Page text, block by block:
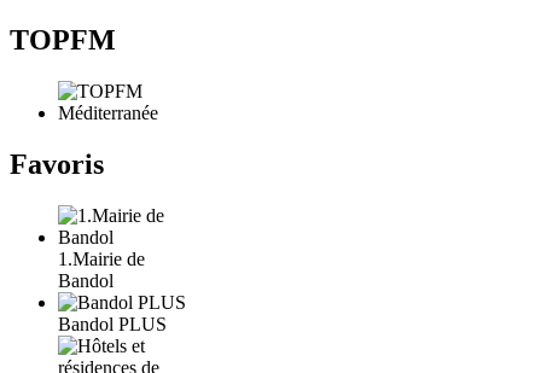
TOPFM
Favoris
1.Mairie de
Bandol
Bandol PLUS